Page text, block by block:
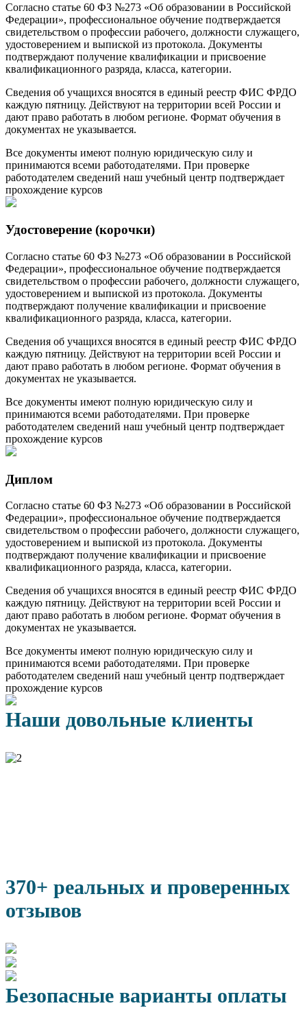
Согласно статье 60 ФЗ №273 «Об образовании в Российской
Федерации», профессиональное обучение подтверждается
свидетельством о профессии рабочего, должности служащего,
удостоверением и выпиской из протокола. Документы
подтверждают получение квалификации и присвоение
квалификационного разряда, класса, категории.
Сведения об учащихся вносятся в единый реестр ФИС ФРДО
каждую пятницу. Действуют на территории всей России и
дают право работать в любом регионе. Формат обучения в
документах не указывается.
Все документы имеют полную юридическую силу и
принимаются всеми работодателями. При проверке
работодателем сведений наш учебный центр подтверждает
прохождение курсов
Удостоверение (корочки)
Согласно статье 60 ФЗ №273 «Об образовании в Российской
Федерации», профессиональное обучение подтверждается
свидетельством о профессии рабочего, должности служащего,
удостоверением и выпиской из протокола. Документы
подтверждают получение квалификации и присвоение
квалификационного разряда, класса, категории.
Сведения об учащихся вносятся в единый реестр ФИС ФРДО
каждую пятницу. Действуют на территории всей России и
дают право работать в любом регионе. Формат обучения в
документах не указывается.
Все документы имеют полную юридическую силу и
принимаются всеми работодателями. При проверке
работодателем сведений наш учебный центр подтверждает
прохождение курсов
Диплом
Согласно статье 60 ФЗ №273 «Об образовании в Российской
Федерации», профессиональное обучение подтверждается
свидетельством о профессии рабочего, должности служащего,
удостоверением и выпиской из протокола. Документы
подтверждают получение квалификации и присвоение
квалификационного разряда, класса, категории.
Сведения об учащихся вносятся в единый реестр ФИС ФРДО
каждую пятницу. Действуют на территории всей России и
дают право работать в любом регионе. Формат обучения в
документах не указывается.
Все документы имеют полную юридическую силу и
принимаются всеми работодателями. При проверке
работодателем сведений наш учебный центр подтверждает
прохождение курсов
Наши довольные клиенты
370+ реальных и проверенных
отзывов
Безопасные варианты оплаты